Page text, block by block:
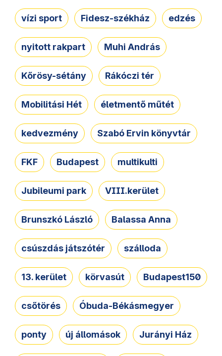
vízi sport Fidesz-székház edzés
nyitott rakpart Muhi András
Kőrösy-sétány Rákóczi tér
Mobilitási Hét életmentő műtét
kedvezmény Szabó Ervin könyvtár
FKF Budapest multikulti
Jubileumi park VIII.kerület
Brunszkó László Balassa Anna
csúszdás játszótér szálloda
13. kerület körvasút Budapest150
csőtörés Óbuda-Békásmegyer
ponty új állomások Jurányi Ház